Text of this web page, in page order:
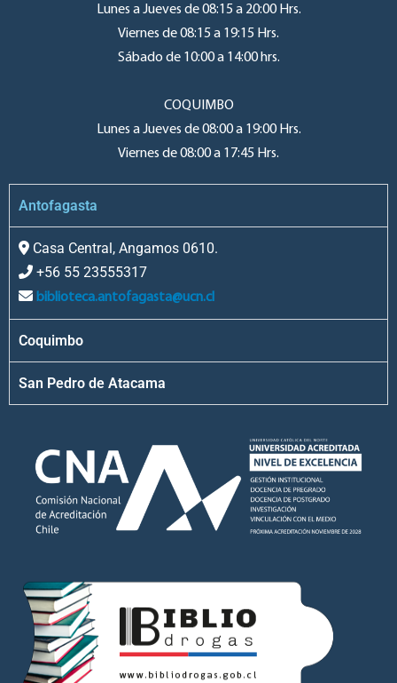
Lunes a Jueves de 08:15 a 20:00 Hrs.
Viernes de 08:15 a 19:15 Hrs.
Sábado de 10:00 a 14:00 hrs.
COQUIMBO
Lunes a Jueves de 08:00 a 19:00 Hrs.
Viernes de 08:00 a 17:45 Hrs.
Antofagasta
Casa Central, Angamos 0610.
+56 55 23555317
biblioteca.antofagasta@ucn.cl
Coquimbo
San Pedro de Atacama